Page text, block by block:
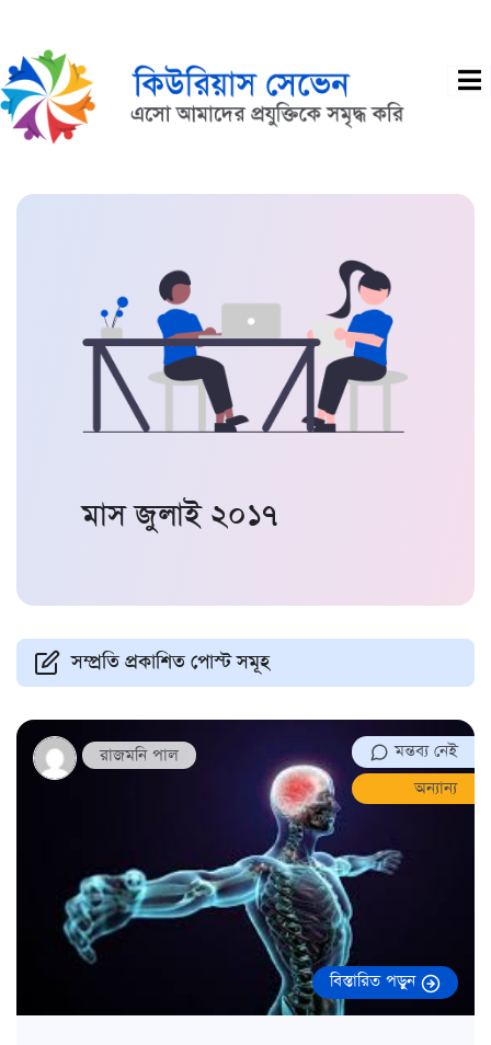
মাসজুলাই ২০১৭
সম্প্রতি প্রকাশিত পোস্ট সমূহ
রাজমনি পাল
মন্তব্য নেই
অন্যান্য
বিস্তারিত পড়ুন